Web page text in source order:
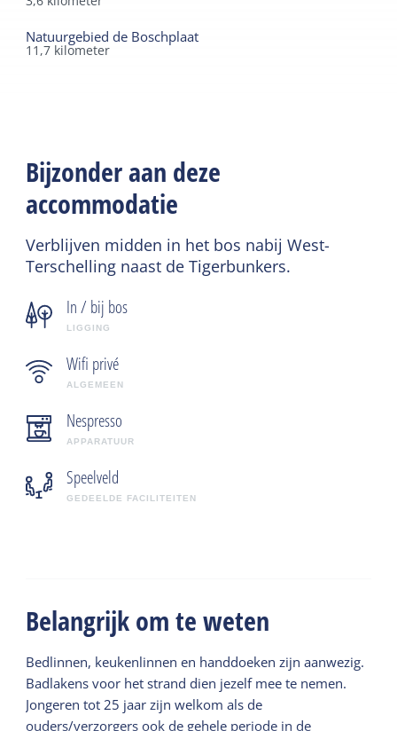
Natuurgebied de Boschplaat
11,7 kilometer
Bijzonder aan deze
accommodatie
Verblijven midden in het bos nabij West-
Terschelling naast de Tigerbunkers.
In / bij bos
LIGGING
Wifi privé
ALGEMEEN
Nespresso
APPARATUUR
Speelveld
GEDEELDE FACILITEITEN
Belangrijk om te weten
Bedlinnen, keukenlinnen en handdoeken zijn aanwezig.
Badlakens voor het strand dien jezelf mee te nemen.
Jongeren tot 25 jaar zijn welkom als de
ouders/verzorgers ook de gehele periode in de